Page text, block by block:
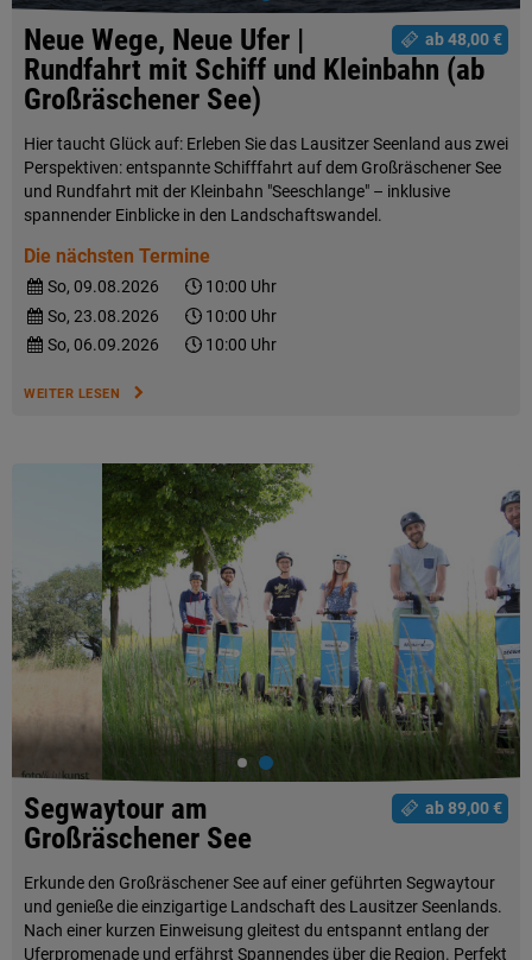
ab 48,00 €
Neue Wege, Neue Ufer |
Rundfahrt mit Schiff und Kleinbahn (ab
Großräschener See)
Hier taucht Glück auf: Erleben Sie das Lausitzer Seenland aus zwei
Perspektiven: entspannte Schifffahrt auf dem Großräschener See
und Rundfahrt mit der Kleinbahn "Seeschlange" – inklusive
spannender Einblicke in den Landschaftswandel.
Die nächsten Termine
So, 09.08.2026
10:00 Uhr
So, 23.08.2026
10:00 Uhr
So, 06.09.2026
10:00 Uhr
WEITER LESEN
ab 89,00 €
Segwaytour am
Großräschener See
Erkunde den Großräschener See auf einer geführten Segwaytour
und genieße die einzigartige Landschaft des Lausitzer Seenlands.
Nach einer kurzen Einweisung gleitest du entspannt entlang der
Uferpromenade und erfährst Spannendes über die Region. Perfekt